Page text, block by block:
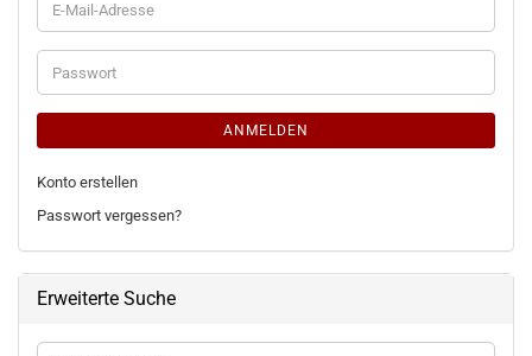
E-
Mail-
Adresse
Passwort
ANMELDEN
Konto erstellen
Passwort vergessen?
Erweiterte Suche
Erweiterte